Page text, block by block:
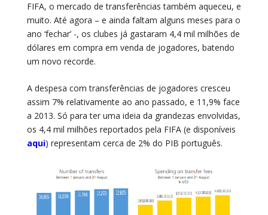
FIFA, o mercado de transferências também aqueceu, e
muito. Até agora – e ainda faltam alguns meses para o
ano ‘fechar’ -, os clubes já gastaram 4,4 mil milhões de
dólares em compra em venda de jogadores, batendo
um novo recorde.
A despesa com transferências de jogadores cresceu
assim 7% relativamente ao ano passado, e 11,9% face
a 2013. Só para ter uma ideia da grandezas envolvidas,
os 4,4 mil milhões reportados pela FIFA (e disponíveis
aqui) representam cerca de 2% do PIB português.